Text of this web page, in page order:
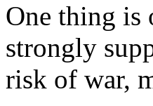
One thing is
strongly
risk of war,